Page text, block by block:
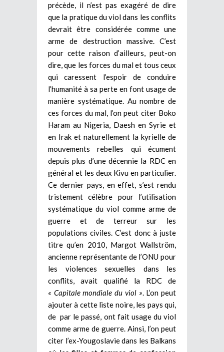
précède, il n’est pas exagéré de dire
que la pratique du viol dans les conflits
devrait être considérée comme une
arme de destruction massive. C’est
pour cette raison d’ailleurs, peut-on
dire, que les forces du mal et tous ceux
qui caressent l’espoir de conduire
l’humanité à sa perte en font usage de
manière systématique. Au nombre de
ces forces du mal, l’on peut citer Boko
Haram au Nigeria, Daesh en Syrie et
en Irak et naturellement la kyrielle de
mouvements rebelles qui écument
depuis plus d’une décennie la RDC en
général et les deux Kivu en particulier.
Ce dernier pays, en effet, s’est rendu
tristement célèbre pour l’utilisation
systématique du viol comme arme de
guerre et de terreur sur les
populations civiles. C’est donc à juste
titre qu’en 2010, Margot Wallström,
ancienne représentante de l’ONU pour
les violences sexuelles dans les
conflits, avait qualifié la RDC de
« Capitale mondiale du viol ». L’on peut
ajouter à cette liste noire, les pays qui,
de par le passé, ont fait usage du viol
comme arme de guerre. Ainsi, l’on peut
citer l’ex-Yougoslavie dans les Balkans